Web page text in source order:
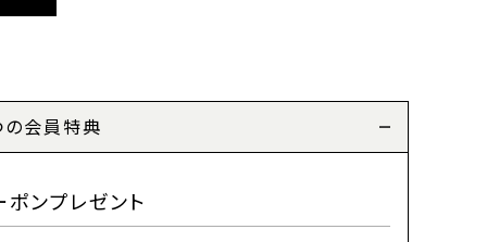
の会員特典
ポンプレゼント